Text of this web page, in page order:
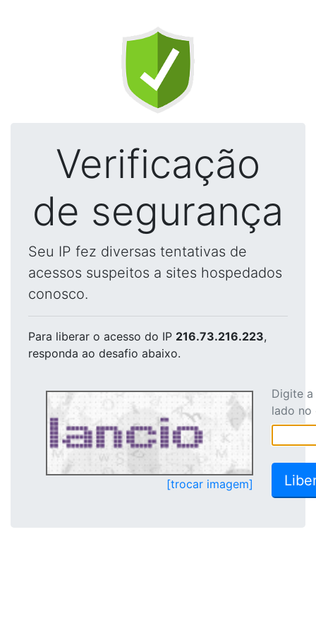
Verificação
de segurança
Seu IP fez diversas tentativas de
acessos suspeitos a sites hospedados
conosco.
Para liberar o acesso do IP 216.73.216.223,
responda ao desafio abaixo.
[trocar imagem]
Digite
lado no